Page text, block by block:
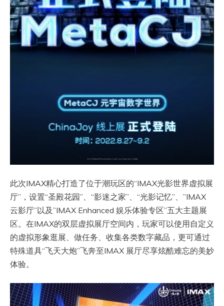
此次IMAX精心打造了位于潮玩区的“IMAX光影世界虚拟展
厅”，设置“圣殿花园”、“影迷之家”、“光影记忆”、”IMAX
云影厅”以及”IMAX Enhanced 娱乐体验专区”五大主题展
区。在IMAX的双层虚拟展厅空间内，玩家可以使用自定义
的虚拟形象逛展、做任务、收集各类数字藏品，更可通过
特殊道具“飞天大炮”飞奔至IMAX 展厅尽享炫酷难忘的美妙
体验。